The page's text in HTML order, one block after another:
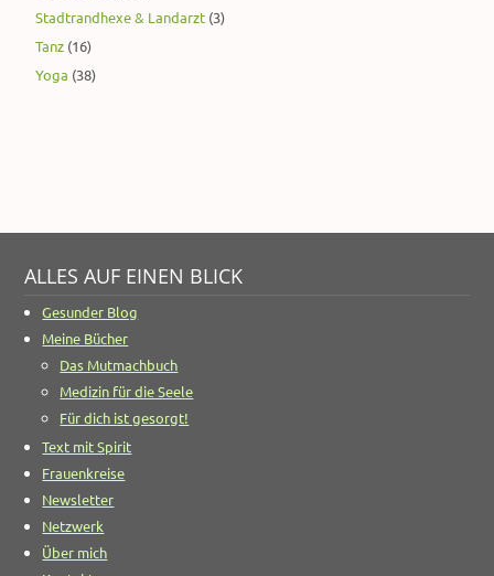
Stadtrandhexe & Landarzt (3)
Tanz (16)
Yoga (38)
ALLES AUF EINEN BLICK
Gesunder Blog
Meine Bücher
Das Mutmachbuch
Medizin für die Seele
Für dich ist gesorgt!
Text mit Spirit
Frauenkreise
Newsletter
Netzwerk
Über mich